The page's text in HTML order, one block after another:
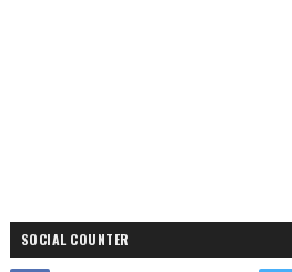
SOCIAL COUNTER